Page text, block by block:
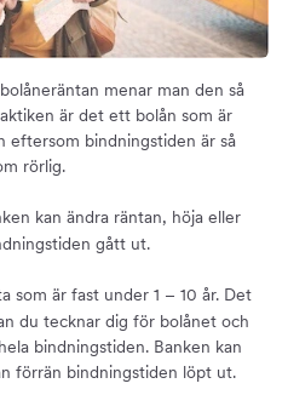
menar man den så
är det ett bolån som är
eftersom bindningstiden är så
rörlig.
kan ändra räntan, höja eller
gått ut.
som är fast under 1 – 10 år. Det
du tecknar dig för bolånet och
bindningstiden. Banken kan
förrän bindningstiden löpt ut.